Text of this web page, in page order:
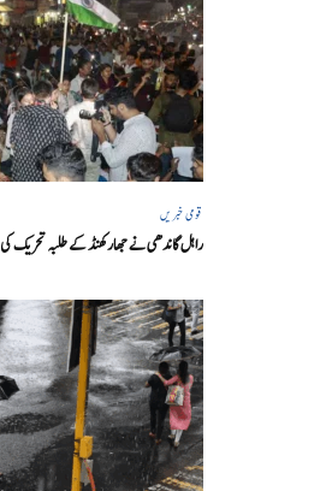
قومی خبریں
راہل گاندھی نے جھارکھنڈ کے طلبہ تحریک